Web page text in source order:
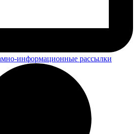
информационные рассылки